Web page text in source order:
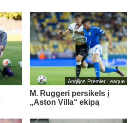
Anglijos Premier League
M. Ruggeri persikels į
„Aston Villa“ ekipą